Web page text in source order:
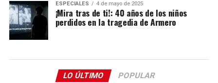
ESPECIALES 4 de mayo de 2025
¡Mira tras de ti!: 40 años de los niños
perdidos en la tragedia de Armero
LO ÚLTIMO POPULAR